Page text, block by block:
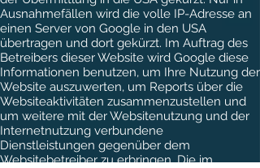
Ausnahmefällen wird die volle IP-Adresse an
einen Server von Google in den USA
übertragen und dort gekürzt. Im Auftrag des
Betreibers dieser Website wird Google diese
Informationen benutzen, um Ihre Nutzung der
Website auszuwerten, um Reports über die
Websiteaktivitäten zusammenzustellen und
um weitere mit der Websitenutzung und der
Internetnutzung verbundene
Dienstleistungen gegenüber dem
Websitebetreiber zu erbringen. Die im